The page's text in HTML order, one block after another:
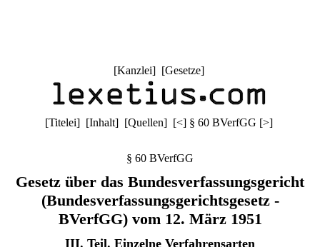
[Kanzlei] [Gesetze]
[Titelei] [Inhalt] [Quellen] [<] § 60 BVerfGG [>]
§ 60 BVerfGG
Gesetz über das Bundesverfassungsgericht
(Bundesverfassungsgerichtsgesetz -
BVerfGG) vom 12. März 1951
III. Teil. Einzelne Verfahrensarten